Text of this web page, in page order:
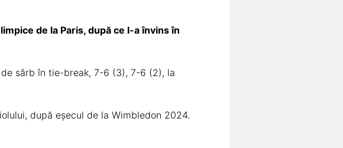
de la Paris, după ce l-a învins în
sârb în tie-break, 7-6 (3), 7-6 (2), la
după eșecul de la Wimbledon 2024.